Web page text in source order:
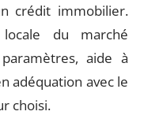
crédit immobilier.
du marché
aide à
adéquation avec le
choisi.